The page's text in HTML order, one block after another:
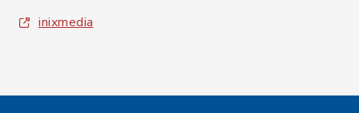
inixmedia